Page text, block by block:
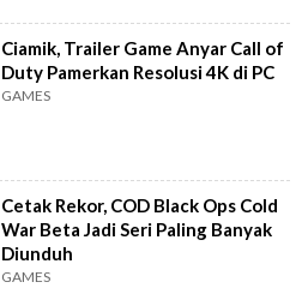
Ciamik, Trailer Game Anyar Call of
Duty Pamerkan Resolusi 4K di PC
GAMES
Cetak Rekor, COD Black Ops Cold
War Beta Jadi Seri Paling Banyak
Diunduh
GAMES